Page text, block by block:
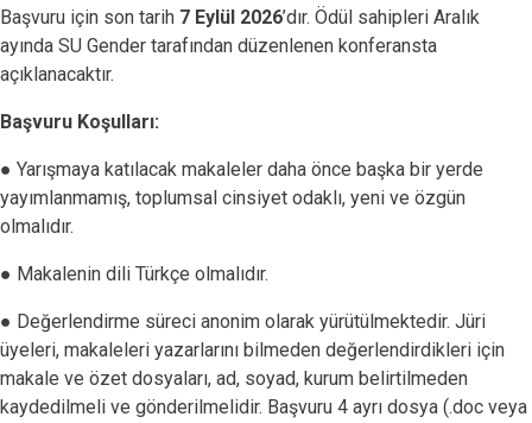
Başvuru için son tarih 7 Eylül 2026’dır. Ödül sahipleri Aralık
ayında SU Gender tarafından düzenlenen konferansta
açıklanacaktır.
Başvuru Koşulları:
● Yarışmaya katılacak makaleler daha önce başka bir yerde
yayımlanmamış, toplumsal cinsiyet odaklı, yeni ve özgün
olmalıdır.
● Makalenin dili Türkçe olmalıdır.
● Değerlendirme süreci anonim olarak yürütülmektedir. Jüri
üyeleri, makaleleri yazarlarını bilmeden değerlendirdikleri için
makale ve özet dosyaları, ad, soyad, kurum belirtilmeden
kaydedilmeli ve gönderilmelidir. Başvuru 4 ayrı dosya (.doc veya